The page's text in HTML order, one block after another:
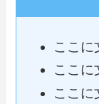
ここに
ここに
ここに